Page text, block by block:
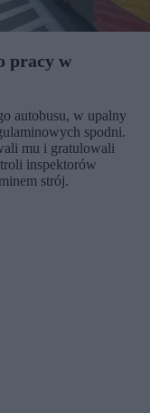
pracy w
autobusu, w upalny
spodni.
mu i gratulowali
inspektorów
strój.